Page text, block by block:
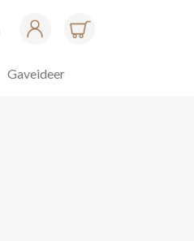
Gaveideer